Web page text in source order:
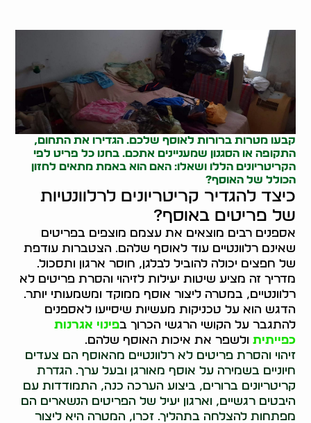
קבעו מטרות ברורות לאוסף שלכם. הגדירו את התחום,
התקופה או הסגנון שמעניינים אתכם. בחנו כל פריט לפי
הקריטריונים הללו ושאלו: האם הוא באמת מתאים לחזון
הכולל של האוסף?
כיצד להגדיר קריטריונים לרלוונטיות
של פריטים באוסף?
אספנים רבים מוצאים את עצמם מוצפים בפריטים
שאינם רלוונטיים עוד לאוסף שלהם. הצטברות עודפת
של חפצים יכולה להוביל לבלגן, חוסר ארגון ותסכול.
מדריך זה מציע שיטות יעילות לזיהוי והסרת פריטים לא
רלוונטיים, במטרה ליצור אוסף ממוקד ומשמעותי יותר.
הדגש הוא על טכניקות מעשיות שיסייעו לאספנים
להתגבר על הקושי הרגשי הכרוך בפינוי אגרנות
כפייתית ולשפר את איכות האוסף שלהם.
זיהוי והסרת פריטים לא רלוונטיים מהאוסף הם צעדים
חיוניים בשמירה על אוסף מאורגן ובעל ערך. הגדרת
קריטריונים ברורים, ביצוע הערכה כנה, התמודדות עם
היבטים רגשיים, וארגון יעיל של הפריטים הנשארים הם
מפתחות להצלחה בתהליך. זכרו, המטרה היא ליצור